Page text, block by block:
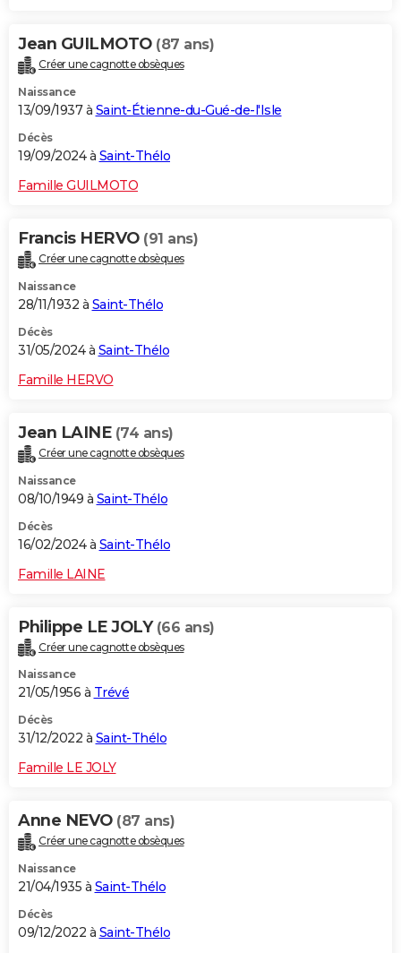
Carte de Noël
Carte Bonne année
Carte Saint-Valentin
Carte Pâques
Carte d'anniversaire
DICTIONNAIRE
Dictionnaire
Biographies
Citations
Expressions
Proverbes
PROGRAMME TV
S'inscrire
Se connecter
Lycées
Collèges
Primaires
Universités
Entreprises
Service militaire
Avis de recherche
AVIS DE DÉCÈS
FORUM
Bricolage
Jean GUILMOTO (87 ans)
Créer une cagnotte obsèques
Naissance
13/09/1937 à Saint-Étienne-du-Gué-de-l'Isle
Décès
19/09/2024 à Saint-Thélo
Famille GUILMOTO
Francis HERVO (91 ans)
Créer une cagnotte obsèques
Naissance
28/11/1932 à Saint-Thélo
Décès
31/05/2024 à Saint-Thélo
Famille HERVO
Jean LAINE (74 ans)
Créer une cagnotte obsèques
Naissance
08/10/1949 à Saint-Thélo
Décès
16/02/2024 à Saint-Thélo
Famille LAINE
Philippe LE JOLY (66 ans)
Créer une cagnotte obsèques
Naissance
21/05/1956 à Trévé
Décès
31/12/2022 à Saint-Thélo
Famille LE JOLY
Anne NEVO (87 ans)
Créer une cagnotte obsèques
Naissance
21/04/1935 à Saint-Thélo
Décès
09/12/2022 à Saint-Thélo